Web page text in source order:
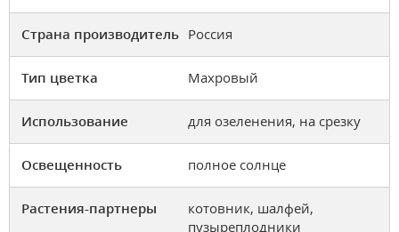
Страна производитель Россия
Тип цветка Махровый
Использование для озеленения, на срезку
Освещенность полное солнце
Растения-партнеры
котовник, шалфей,
пузыреплодники